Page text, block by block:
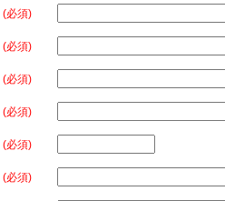
(必須)
(必須)
(必須)
(必須)
(必須)
(必須)